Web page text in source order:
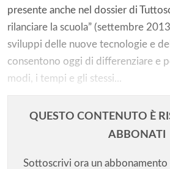
presente anche nel dossier di
rilanciare la scuola” (settembre
sviluppi delle nuove tecnologie e
consentono oggi di differenziare e
modi, i tempi e gli stessi...
QUESTO CONTENUTO È
ABBONATI
Sottoscrivi ora un abbonamento